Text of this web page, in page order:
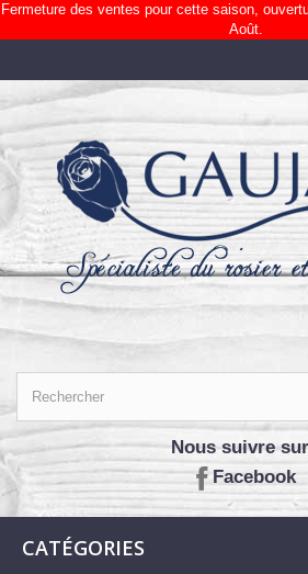
Fermeture des ventes pour cette saison,
Août.
Nous suivre
Facebook
CATÉGORIES